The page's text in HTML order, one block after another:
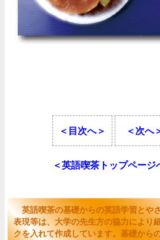
＜目次へ＞ ＜次へ
＜英語喫茶トップページ
英語喫茶の基礎からの英語学習とや
表現等は、大学の先生方の協力により
クを入れて作成しています。基礎から